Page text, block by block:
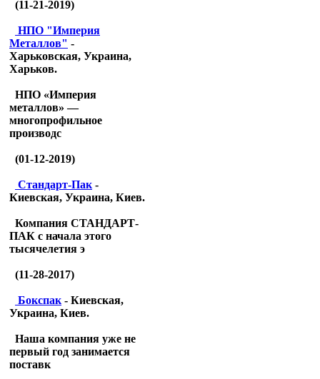
(11-21-2019)
НПО "Империя
Металлов" -
Харьковская, Украина,
Харьков.
НПО «Империя
металлов» —
многопрофильное
производс
(01-12-2019)
Стандарт-Пак -
Киевская, Украина, Киев.
Компания СТАНДАРТ-
ПАК с начала этого
тысячелетия э
(11-28-2017)
Бокспак - Киевская,
Украина, Киев.
Наша компания уже не
первый год занимается
поставк